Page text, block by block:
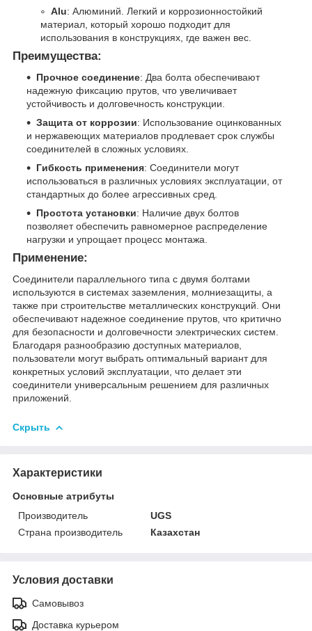
Alu: Алюминий. Легкий и коррозионностойкий
материал, который хорошо подходит для
использования в конструкциях, где важен вес.
Преимущества:
Прочное соединение: Два болта обеспечивают
надежную фиксацию прутов, что увеличивает
устойчивость и долговечность конструкции.
Защита от коррозии: Использование оцинкованных
и нержавеющих материалов продлевает срок службы
соединителей в сложных условиях.
Гибкость применения: Соединители могут
использоваться в различных условиях эксплуатации, от
стандартных до более агрессивных сред.
Простота установки: Наличие двух болтов
позволяет обеспечить равномерное распределение
нагрузки и упрощает процесс монтажа.
Применение:
Соединители параллельного типа с двумя болтами
используются в системах заземления, молниезащиты, а
также при строительстве металлических конструкций. Они
обеспечивают надежное соединение прутов, что критично
для безопасности и долговечности электрических систем.
Благодаря разнообразию доступных материалов,
пользователи могут выбрать оптимальный вариант для
конкретных условий эксплуатации, что делает эти
соединители универсальным решением для различных
приложений.
Скрыть
Характеристики
Основные атрибуты
Производитель
UGS
Страна производитель
Казахстан
Условия доставки
Самовывоз
Доставка курьером